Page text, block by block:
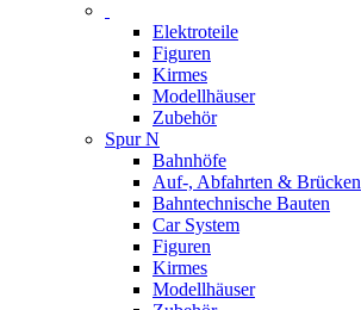
Elektroteile
Figuren
Kirmes
Modellhäuser
Zubehör
Spur N
Bahnhöfe
Auf-, Abfahrten & Brücken
Bahntechnische Bauten
Car System
Figuren
Kirmes
Modellhäuser